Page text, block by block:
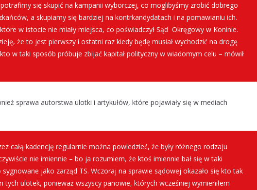
się skupić na kampanii wyborczej, co moglibyśmy zrobić dobrego
a skupiamy się bardziej na kontrkandydatach i na pomawianiu ich.
w istocie nie miały miejsca, co poświadczył Sąd Okręgowy w Koninie.
że to jest pierwszy i ostatni raz kiedy będę musiał wychodzić na drogę
w taki sposób próbuje zbijać kapitał polityczny w wiadomym celu – mówił
sprawa autorstwa ulotki i artykułów, które pojawiały się w mediach
całą kadencję regularnie można powiedzieć, że były różnego rodzaju
nie imiennie – bo ja rozumiem, że ktoś imiennie bał się w taki
sygnowane jako zarząd TS. Wczoraj na sprawie sądowej okazało się kto tak
tych ulotek, ponieważ wszyscy panowie, których wcześniej wymieniłem